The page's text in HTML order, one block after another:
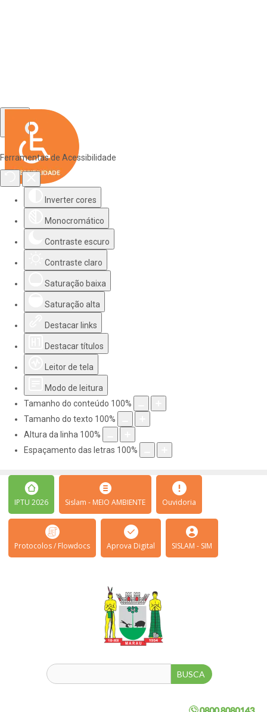
Ferramentas de Acessibilidade
Inverter cores
Monocromático
Contraste escuro
Contraste claro
Saturação baixa
Saturação alta
Destacar links
Destacar títulos
Leitor de tela
Modo de leitura
Tamanho do conteúdo 100%
Tamanho do texto 100%
Altura da linha 100%
Espaçamento das letras 100%
IPTU 2026 Sislam - MEIO AMBIENTE Ouvidoria
Protocolos / Flowdocs Aprova Digital SISLAM - SIM